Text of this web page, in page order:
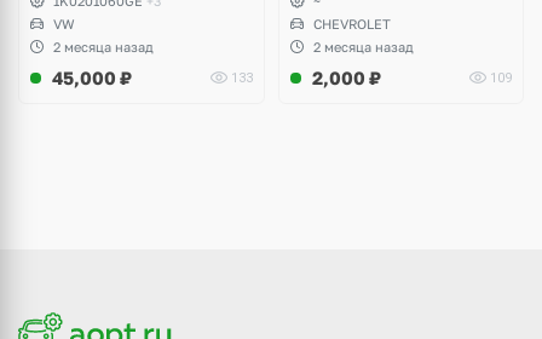
Yeti, Octavia A5, Superb,
Audi A3, Seat Altea
VW
2 месяца назад
45,000 ₽ 133
CHEVROLET
2 месяца назад
2,000 ₽ 109